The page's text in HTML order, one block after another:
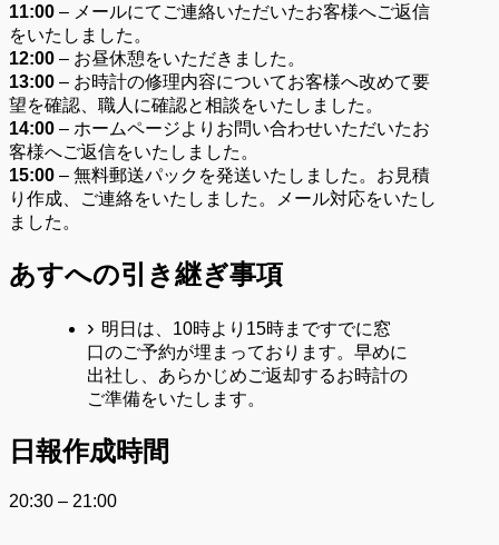
11:00 – メールにてご連絡いただいたお客様へご返信
をいたしました。
12:00 – お昼休憩をいただきました。
13:00 – お時計の修理内容についてお客様へ改めて要
望を確認、職人に確認と相談をいたしました。
14:00 – ホームページよりお問い合わせいただいたお
客様へご返信をいたしました。
15:00 – 無料郵送パックを発送いたしました。お見積
り作成、ご連絡をいたしました。メール対応をいたし
ました。
あすへの引き継ぎ事項
明日は、10時より15時まですでに窓
口のご予約が埋まっております。早めに
出社し、あらかじめご返却するお時計の
ご準備をいたします。
日報作成時間
20:30 – 21:00